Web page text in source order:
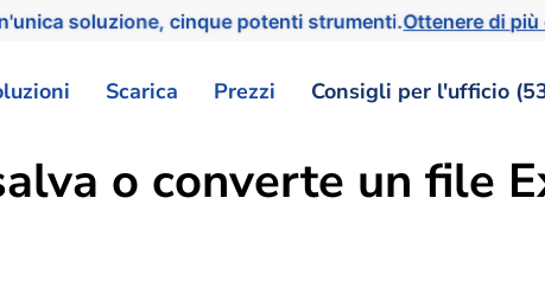
soluzione, cinque potenti strumenti.Ottenere di
Scarica Prezzi Consigli per l'ufficio
o converte un file